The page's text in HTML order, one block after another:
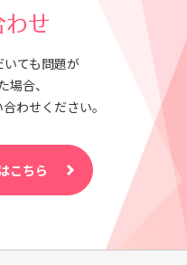
わせ
いても問題が
場合、
わせください。
こちら